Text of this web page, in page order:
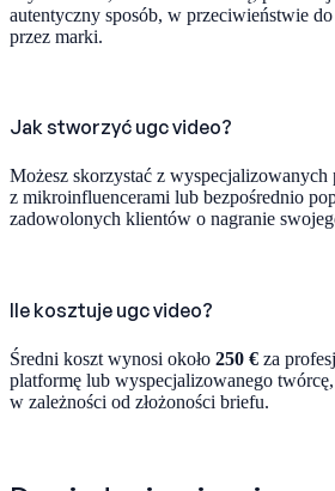
autentyczny sposób, w przeciwieństwie
przez marki.
Jak stworzyć ugc video?
Możesz skorzystać z wyspecjalizowanych
z mikroinfluencerami lub bezpośrednio
zadowolonych klientów o nagranie
Ile kosztuje ugc video?
Średni koszt wynosi około 250 € za
platformę lub wyspecjalizowanego
w zależności od złożoności briefu.